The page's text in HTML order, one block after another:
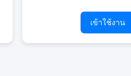
เข้าใช้งาน